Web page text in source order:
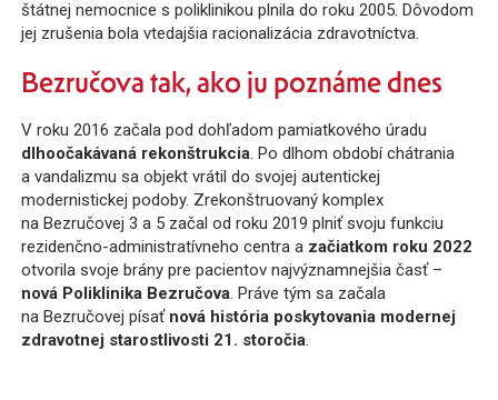
štátnej nemocnice s poliklinikou plnila do roku 2005. Dôvodom
jej zrušenia bola vtedajšia racionalizácia zdravotníctva.
Bezručova tak, ako ju poznáme dnes
V roku 2016 začala pod dohľadom pamiatkového úradu
dlhoočakávaná rekonštrukcia. Po dlhom období chátrania
a vandalizmu sa objekt vrátil do svojej autentickej
modernistickej podoby. Zrekonštruovaný komplex
na Bezručovej 3 a 5 začal od roku 2019 plniť svoju funkciu
rezidenčno-administratívneho centra a začiatkom roku 2022
otvorila svoje brány pre pacientov najvýznamnejšia časť –
nová Poliklinika Bezručova. Práve tým sa začala
na Bezručovej písať nová história poskytovania modernej
zdravotnej starostlivosti 21. storočia.